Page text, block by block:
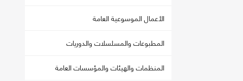
الأعمال الموسوعية العامة
المطبوعات والمسلسلات والدوريات
المنظمات والهيئات والمؤسسات العامة